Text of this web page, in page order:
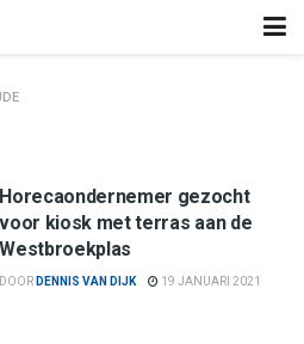
Horecaondernemer gezocht
voor kiosk met terras aan de
Westbroekplas
DOOR DENNIS VAN DIJK 19 JANUARI 2021